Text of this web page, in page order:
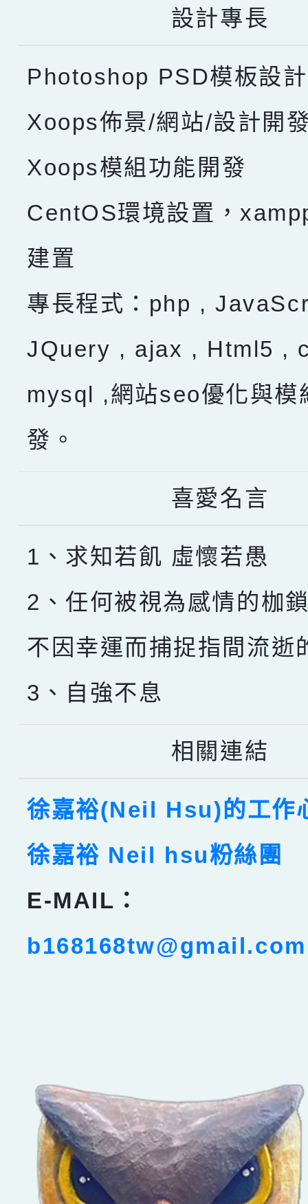
設計專長
Photoshop PSD模板設計
Xoops佈景/網站/設計開
Xoops模組功能開發
CentOS環境設置，
建置
專長程式：php ,
JQuery , ajax , Html5 ,
mysql ,網站seo優化與模
發。
喜愛名言
1、求知若飢 虛懷若愚
2、任何被視為感情的枷
不因幸運而捕捉指間流逝
3、自強不息
相關連結
徐嘉裕(Neil Hsu)的工作
徐嘉裕 Neil hsu粉絲團
E-MAIL：
b168168tw@gmail.com